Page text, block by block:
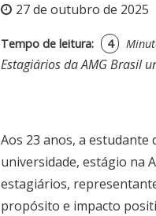
27 de outubro de 2025
Tempo de leitura: 4
Estagiários da AMG Brasil
Aos 23 anos, a estudante
universidade, estágio na
estagiários,
propósito e impacto